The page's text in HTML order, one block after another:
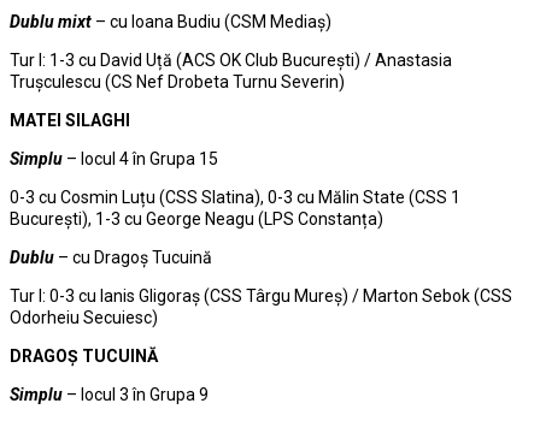
Dublu mixt – cu Ioana Budiu (CSM Mediaș)
Tur I: 1-3 cu David Uță (ACS OK Club București) / Anastasia
Trușculescu (CS Nef Drobeta Turnu Severin)
MATEI SILAGHI
Simplu – locul 4 în Grupa 15
0-3 cu Cosmin Luțu (CSS Slatina), 0-3 cu Mălin State (CSS 1
București), 1-3 cu George Neagu (LPS Constanța)
Dublu – cu Dragoș Tucuină
Tur I: 0-3 cu Ianis Gligoraș (CSS Târgu Mureș) / Marton Sebok (CSS
Odorheiu Secuiesc)
DRAGOȘ TUCUINĂ
Simplu – locul 3 în Grupa 9